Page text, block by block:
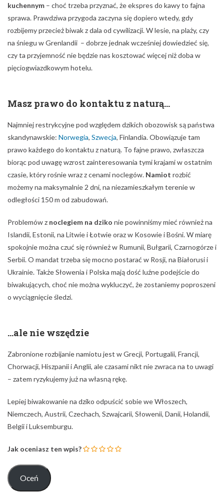
kuchennym – choć trzeba przyznać, że ekspres do kawy to fajna
sprawa. Prawdziwa przygoda zaczyna się dopiero wtedy, gdy
rozbijemy przecież biwak z dala od cywilizacji. W lesie, na plaży, czy
na śniegu w Grenlandii – dobrze jednak wcześniej dowiedzieć się,
czy ta przyjemność nie będzie nas kosztować więcej niż doba w
pięciogwiazdkowym hotelu.
Masz prawo do kontaktu z naturą...
Najmniej restrykcyjne pod względem dzikich obozowisk są państwa
skandynawskie: Norwegia, Szwecja, Finlandia. Obowiązuje tam
prawo każdego do kontaktu z naturą. To fajne prawo, zwłaszcza
biorąc pod uwagę wzrost zainteresowania tymi krajami w ostatnim
czasie, który rośnie wraz z cenami noclegów. Namiot rozbić
możemy na maksymalnie 2 dni, na niezamieszkałym terenie w
odległości 150 m od zabudowań.
Problemów z noclegiem na dziko nie powinniśmy mieć również na
Islandii, Estonii, na Litwie i Łotwie oraz w Kosowie i Bośni. W miarę
spokojnie można czuć się również w Rumunii, Bułgarii, Czarnogórze i
Serbii. O mandat trzeba się mocno postarać w Rosji, na Białorusi i
Ukrainie. Także Słowenia i Polska mają dość luźne podejście do
biwakujących, choć nie można wykluczyć, że zostaniemy poproszeni
o wyciągnięcie śledzi.
...ale nie wszędzie
Zabronione rozbijanie namiotu jest w Grecji, Portugalii, Francji,
Chorwacji, Hiszpanii i Anglii, ale czasami nikt nie zwraca na to uwagi
– zatem ryzykujemy już na własną rękę.
Lepiej biwakowanie na dziko odpuścić sobie we Włoszech,
Niemczech, Austrii, Czechach, Szwajcarii, Słowenii, Danii, Holandii,
Belgii i Luksemburgu.
Jak oceniasz ten wpis?